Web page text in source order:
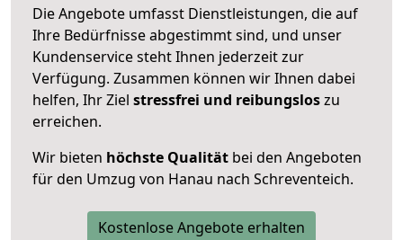
Die Angebote umfasst Dienstleistungen, die auf
Ihre Bedürfnisse abgestimmt sind, und unser
Kundenservice steht Ihnen jederzeit zur
Verfügung. Zusammen können wir Ihnen dabei
helfen, Ihr Ziel stressfrei und reibungsloszu
erreichen.
Wir bieten höchste Qualität bei den Angeboten
für den Umzug von Hanau nach Schreventeich.
Kostenlose Angebote erhalten